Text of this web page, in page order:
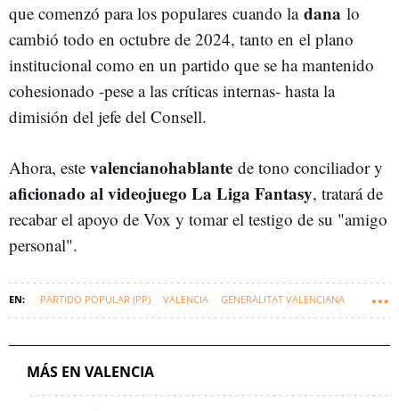
que comenzó para los populares cuando la dana lo
cambió todo en octubre de 2024, tanto en el plano
institucional como en un partido que se ha mantenido
cohesionado -pese a las críticas internas- hasta la
dimisión del jefe del Consell.
Ahora, este valencianohablante de tono conciliador y
aficionado al videojuego La Liga Fantasy, tratará de
recabar el apoyo de Vox y tomar el testigo de su "amigo
personal".
PARTIDO POPULAR (PP) VALENCIA GENERALITAT VALENCIANA
CARLOS MAZÓN
MÁS EN VALENCIA